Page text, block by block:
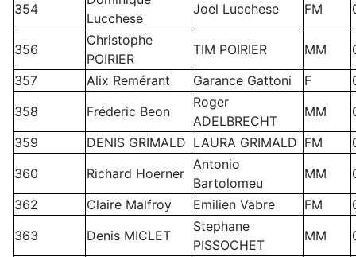
354
Lucchese
Joel Lucchese FM
356
Christophe
POIRIER
TIM POIRIER MM
357
Alix Remérant Garance Gattoni F
358
Fréderic Beon
Roger
ADELBRECHT
MM
359
DENIS GRIMALD LAURA GRIMALD FM
360
Richard Hoerner
Antonio
Bartolomeu
MM
362
Claire Malfroy Emilien Vabre FM
363
Denis MICLET
Stephane
PISSOCHET
MM